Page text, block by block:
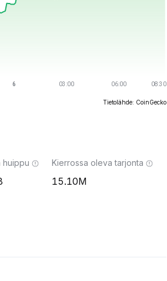
Tietolähde: CoinGecko
huippu Kierrossa oleva tarjonta
15.10M